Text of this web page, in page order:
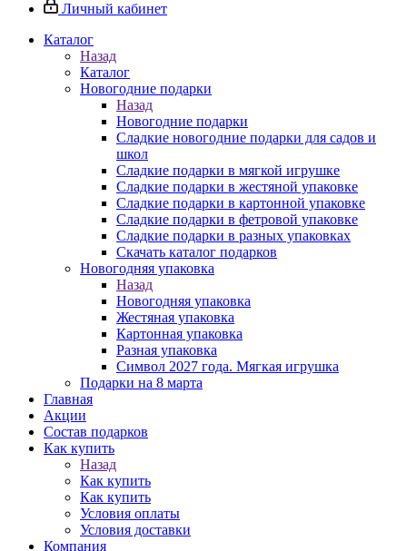
Личный кабинет
Каталог
Назад
Каталог
Новогодние подарки
Назад
Новогодние подарки
Сладкие новогодние подарки для садов и
школ
Сладкие подарки в мягкой игрушке
Сладкие подарки в жестяной упаковке
Сладкие подарки в картонной упаковке
Сладкие подарки в фетровой упаковке
Сладкие подарки в разных упаковках
Скачать каталог подарков
Новогодняя упаковка
Назад
Новогодняя упаковка
Жестяная упаковка
Картонная упаковка
Разная упаковка
Символ 2027 года. Мягкая игрушка
Подарки на 8 марта
Главная
Акции
Состав подарков
Как купить
Назад
Как купить
Как купить
Условия оплаты
Условия доставки
Компания